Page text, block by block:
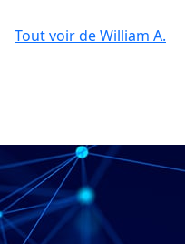
Tout voir deWilliam A.